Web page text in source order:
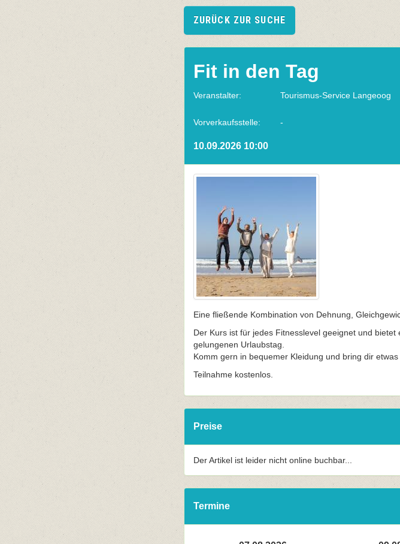
ZURÜCK ZUR SUCHE
Fit in den Tag
Veranstalter: Tourismus-Service Langeoog
Vorverkaufsstelle:
-
10.09.2026 10:00
Eine fließende Kombination von Dehnung,
Der Kurs ist für jedes Fitnesslevel geeignet und
gelungenen Urlaubstag.
Komm gern in bequemer Kleidung und bring dir
Teilnahme kostenlos.
Preise
Der Artikel ist leider nicht online buchbar...
Termine